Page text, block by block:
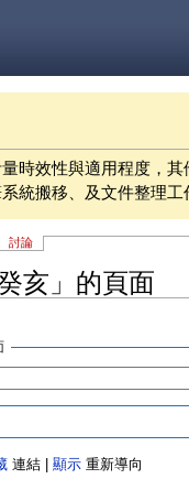
時效性與適用程度，
統搬移、及文件整理工
討論
亥」的頁面
連結 |顯示 重新導向